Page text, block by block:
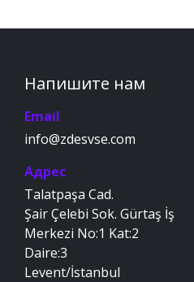
Напишите нам
Email
info@zdesvse.com
Адрес
Talatpaşa Cad.
Şair Çelebi Sok. Gürtaş İş
Merkezi No:1 Kat:2
Daire:3
Levent/İstanbul